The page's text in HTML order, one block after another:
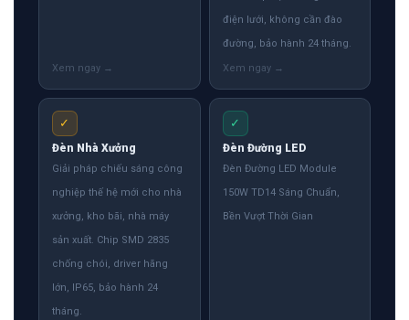
điện lưới, không cần đào
đường, bảo hành 24 tháng.
✓
Đèn Nhà Xưởng
Giải pháp chiếu sáng công
nghiệp thế hệ mới cho nhà
xưởng, kho bãi, nhà máy
sản xuất. Chip SMD 2835
chống chói, driver hãng
lớn, IP65, bảo hành 24
tháng.
✓
Đèn Đường LED
Đèn Đường LED Module
150W TD14 Sáng Chuẩn,
Bền Vượt Thời Gian